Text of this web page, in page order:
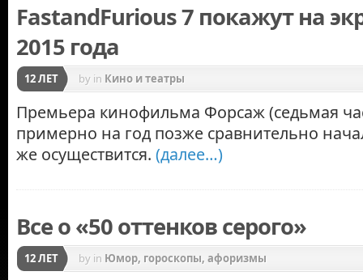
FastandFurious 7 покажут на
2015 года
12 ЛЕТ by in Кино и театры
Премьера кинофильма Форсаж (седьмая
примерно на год позже сравнительно
же осуществится. (далее…)
Все о «50 оттенков серого»
12 ЛЕТ by in Юмор, гороскопы, афоризмы